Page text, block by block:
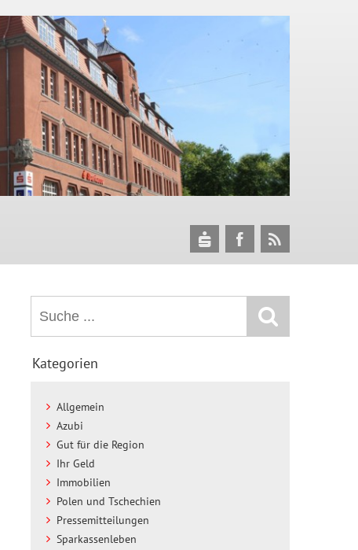
Kategorien
Allgemein
Azubi
Gut für die Region
Ihr Geld
Immobilien
Polen und Tschechien
Pressemitteilungen
Sparkassenleben